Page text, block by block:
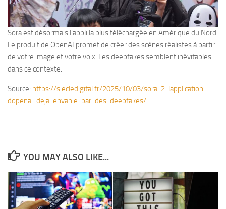
Sora est désormais l’appli la plus téléchargée en Amérique du Nord.
Le produit de OpenAI promet de créer des scènes réalistes à partir
de votre image et votre voix. Les deepfakes semblent inévitables
dans ce contexte.
Source: https://siecledigital.fr/2025/10/03/sora-2-lapplication-
dopenai-deja-envahie-par-des-deepfakes/
YOU MAY ALSO LIKE...